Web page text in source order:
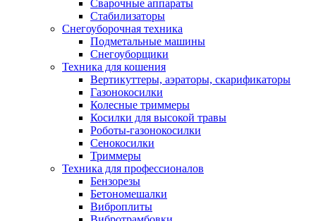
Сварочные аппараты
Стабилизаторы
Снегоуборочная техника
Подметальные машины
Снегоуборщики
Техника для кошения
Вертикуттеры, аэраторы, скарификаторы
Газонокосилки
Колесные триммеры
Косилки для высокой травы
Роботы-газонокосилки
Сенокосилки
Триммеры
Техника для профессионалов
Бензорезы
Бетономешалки
Виброплиты